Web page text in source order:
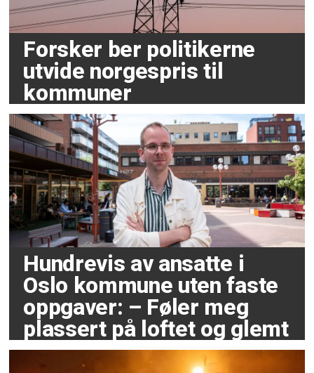
Forsker ber politikerne
utvide norgespris til
kommuner
Hundrevis av ansatte i
Oslo kommune uten faste
oppgaver: – Føler meg
plassert på loftet og glemt